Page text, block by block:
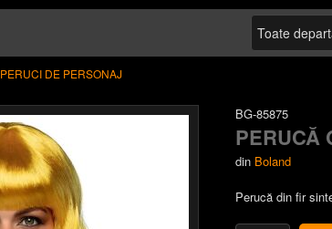
PERUCI DE PERSONAJ
BG-85875
PERUCĂ
din Boland
Perucă din fir